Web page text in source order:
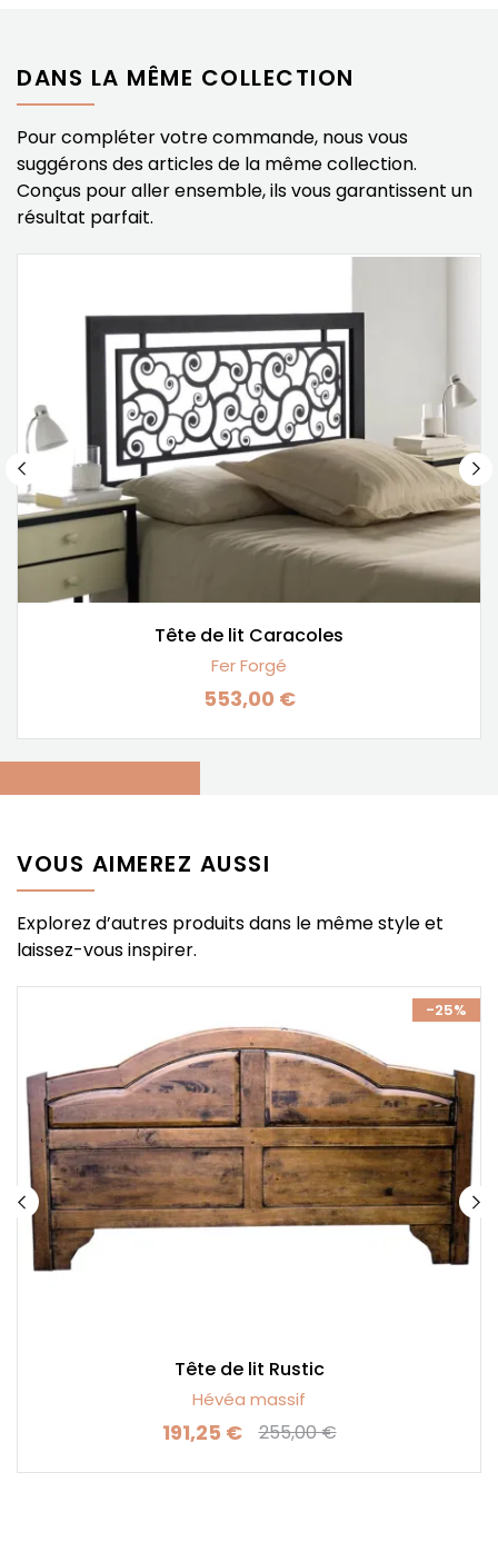
DANS LA MÊME COLLECTION
Pour compléter votre commande, nous vous
suggérons des articles de la même collection.
Conçus pour aller ensemble, ils vous garantissent un
résultat parfait.
Tête de lit Caracoles
Fer Forgé
Prix
553,00 €
VOUS AIMEREZ AUSSI
Explorez d’autres produits dans le même style et
laissez-vous inspirer.
-25%
Tête de lit Rustic
Hévéa massif
Prix
191,25 € Prix de base
255,00 €